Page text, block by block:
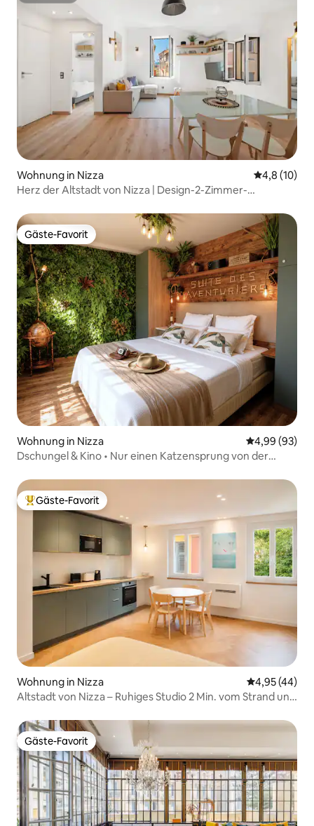
Wohnung in Nizza
4,8 (10)
Herz der Altstadt von Nizza | Design-2-Zimmer-
Gäste-Favorit
Gäste-Favorit
Wohnung in Nizza
4,99 (93)
Dschungel & Kino • Nur einen Katzensprung von der
Beliebter Gäste-Favorit.
Gäste-Favorit
Wohnung in Nizza
4,95 (44)
Altstadt von Nizza – Ruhiges Studio 2 Min. vom Strand und
Gäste-Favorit
Gäste-Favorit